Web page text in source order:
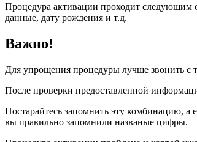
Процедура активации проходит следующим
данные, дату рождения и т.д.
Важно!
Для упрощения процедуры лучше звонить с
После проверки предоставленной
Постарайтесь запомнить эту комбинацию,
вы правильно запомнили названые цифры.